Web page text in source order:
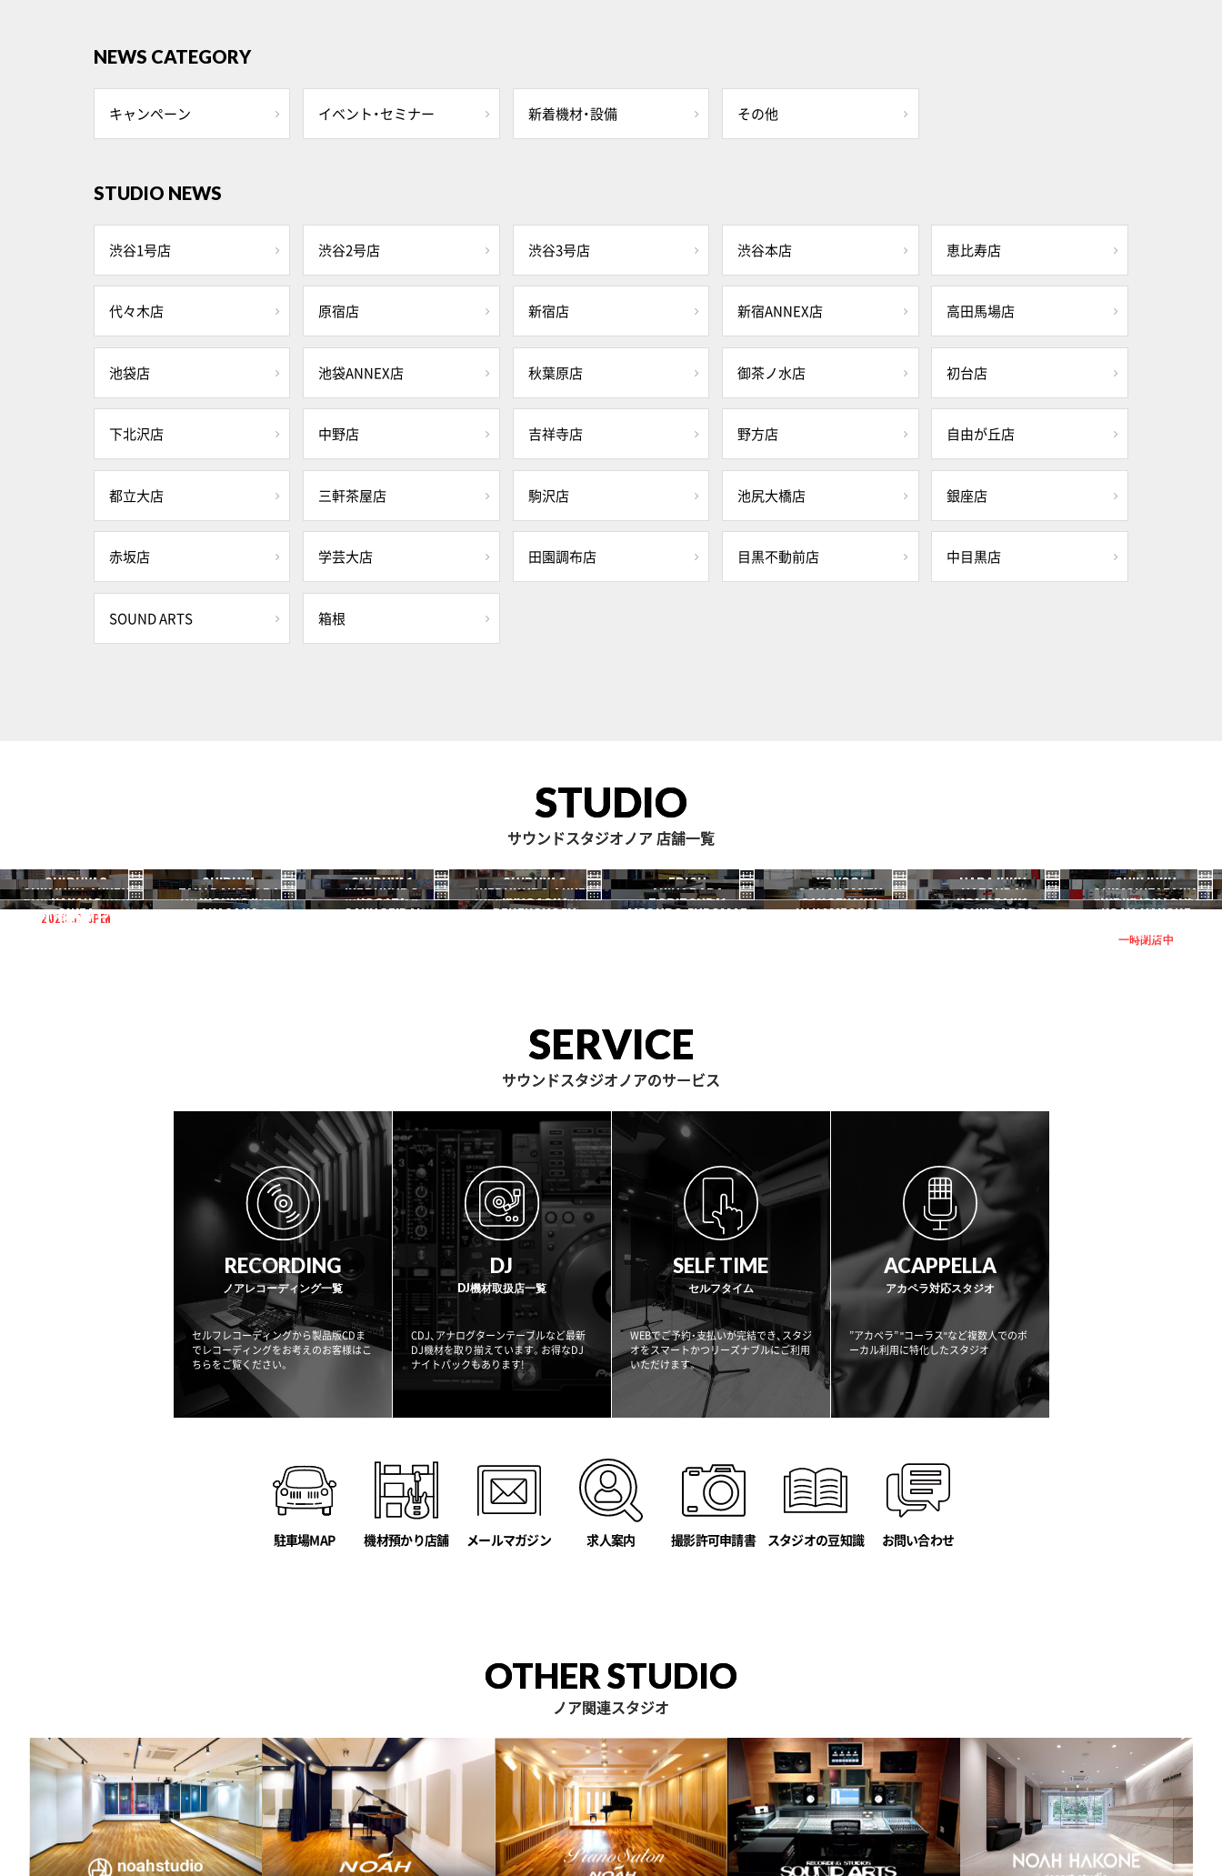
NEWS CATEGORY
キャンペーン イベント・セミナー 新着機材・設備 その他
STUDIO NEWS
渋谷1号店 渋谷2号店 渋谷3号店 渋谷本店 恵比寿店
代々木店 原宿店 新宿店 新宿ANNEX店 高田馬場店
池袋店 池袋ANNEX店 秋葉原店 御茶ノ水店 初台店
下北沢店 中野店 吉祥寺店 野方店 自由が丘店
都立大店 三軒茶屋店 駒沢店 池尻大橋店 銀座店
赤坂店 学芸大店 田園調布店 目黒不動前店 中目黒店
SOUND ARTS 箱根
STUDIO
サウンドスタジオノア 店舗一覧
SHIBUYA3
渋谷3号
2026.07 OPEN
SHIBUYA
渋谷本店
SHIBUYA1
渋谷1号
SHIBUYA2
渋谷2号
EBISU
恵比寿
YOYOGI
代々木
HARAJUKU
原宿
SHINJUKU
新宿
SHINJUKU ANNEX
新宿ANNEX
TAKADANOBABA
高田馬場
IKEBUKURO
池袋
IKEBUKURO ANNEX
池袋ANNEX
AKIHABARA
秋葉原
OCHANOMIZU
御茶ノ水
HATSUDAI
初台
SHIMOKITAZAWA
下北沢
NAKANO
中野
KICHIJOJI NOGATA JIYUGAOKA TORITSUDAI SANGENJAYA KOMAZAWA IKEJIRIOHASHI
一時閉店中
GINZA AKASAKA GAKUGEIDAI DENENCHOFU MEGURO FUDOMAE NAKAMEGURO SOUND ARTS NOAH HAKONE
箱根
SERVICE
サウンドスタジオノアのサービス
RECORDING
ノアレコーディング一覧
セルフレコーディングから製品版CDま
でレコーディングをお考えのお客様はこ
ちらをご覧ください。
DJ
DJ機材取扱店一覧
CDJ、アナログターンテーブルなど最新
DJ機材を取り揃えています。お得なDJ
ナイトパックもあります!
SELF TIME
セルフタイム
WEBでご予約・支払いが完結でき、スタジ
オをスマートかつリーズナブルにご利用
いただけます。
ACAPPELLA
アカペラ対応スタジオ
”アカペラ” "コーラス"など複数人でのボ
ーカル利用に特化したスタジオ
駐車場MAP 機材預かり店舗 メールマガジン 求人案内 撮影許可申請書 スタジオの豆知識 お問い合わせ
OTHER STUDIO
ノア関連スタジオ